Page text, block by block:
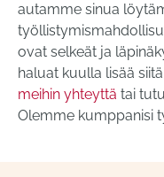
autamme sinua
ovat selkeät ja
haluat kuulla lisää
meihin yhteyttä tai
Olemme kumppanisi